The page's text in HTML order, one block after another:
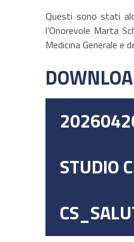
Questi sono stati
l’Onorevole Marta
Medicina Generale e
STUDIO